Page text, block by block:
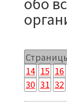
обо
14 15 16
30 31 32